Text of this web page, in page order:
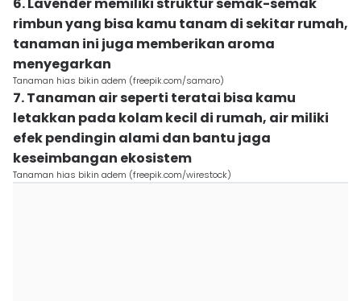
rimbun yang bisa kamu tanam di sekitar rumah,
tanaman ini juga memberikan aroma
menyegarkan
Tanaman hias bikin adem (freepik.com/samaro)
7. Tanaman air seperti teratai bisa kamu
letakkan pada kolam kecil di rumah, air miliki
efek pendingin alami dan bantu jaga
keseimbangan ekosistem
Tanaman hias bikin adem (freepik.com/wirestock)